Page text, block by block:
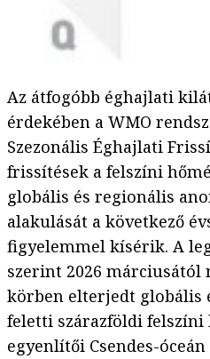
Az átfogóbb éghajlati
érdekében a WMO
Szezonális Éghajlati
frissítések a felszíni
globális és regionális
alakulását a következő
figyelemmel kísérik. A
szerint 2026 márciusától
körben elterjedt globális
feletti szárazföldi felszíni
egyenlítői Csendes-